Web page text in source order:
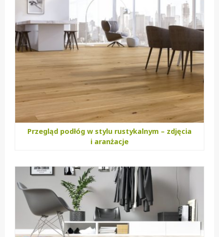
Przegląd podłóg w stylu rustykalnym – zdjęcia
i aranżacje